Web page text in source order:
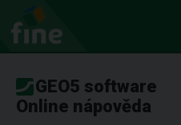
GEO5 software
Online nápověda